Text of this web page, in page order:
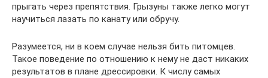
прыгать через препятствия. Грызуны также легко могут
научиться лазать по канату или обручу.
Разумеется, ни в коем случае нельзя бить питомцев.
Такое поведение по отношению к нему не даст никаких
результатов в плане дрессировки. К числу самых